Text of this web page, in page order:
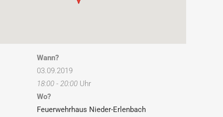
Wann?
03.09.2019
18:00 - 20:00 Uhr
Wo?
Feuerwehrhaus Nieder-Erlenbach